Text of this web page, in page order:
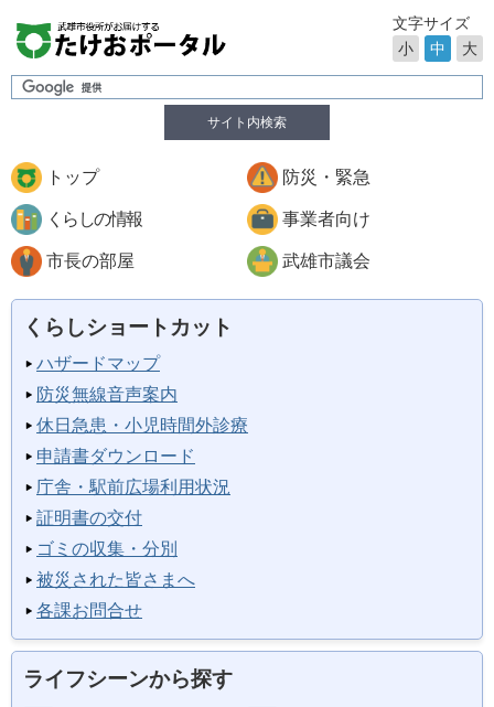
サイト内検索
文字サイズ
小
中 大
トップ 防災・緊急
くらしの情報 事業者向け
市長の部屋 武雄市議会
くらしショートカット
ハザードマップ
防災無線音声案内
休日急患・小児時間外診療
申請書ダウンロード
庁舎・駅前広場利用状況
証明書の交付
ゴミの収集・分別
被災された皆さまへ
各課お問合せ
ライフシーンから探す